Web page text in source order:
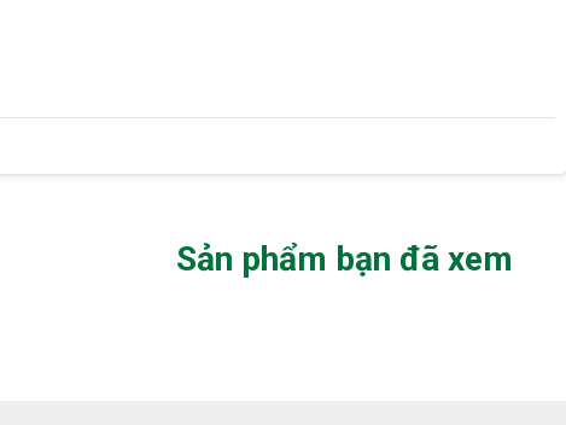
Sản phẩm bạn đã xem